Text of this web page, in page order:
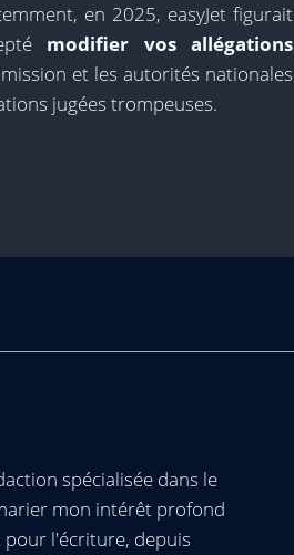
en 2025, easyJet figurait
modifier vos allégations
et les autorités nationales
jugées trompeuses.
spécialisée dans le
mon intérêt profond
l'écriture, depuis